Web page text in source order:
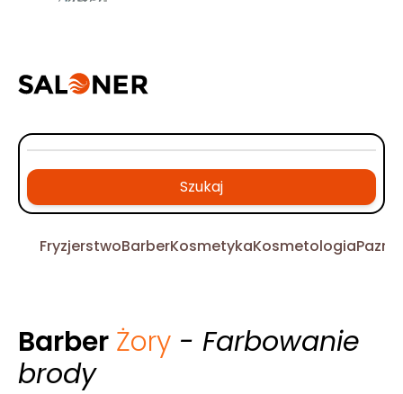
Szukaj
FryzjerstwoBarberKosmetykaKosmetologia
Barber Żory - Farbowanie
brody